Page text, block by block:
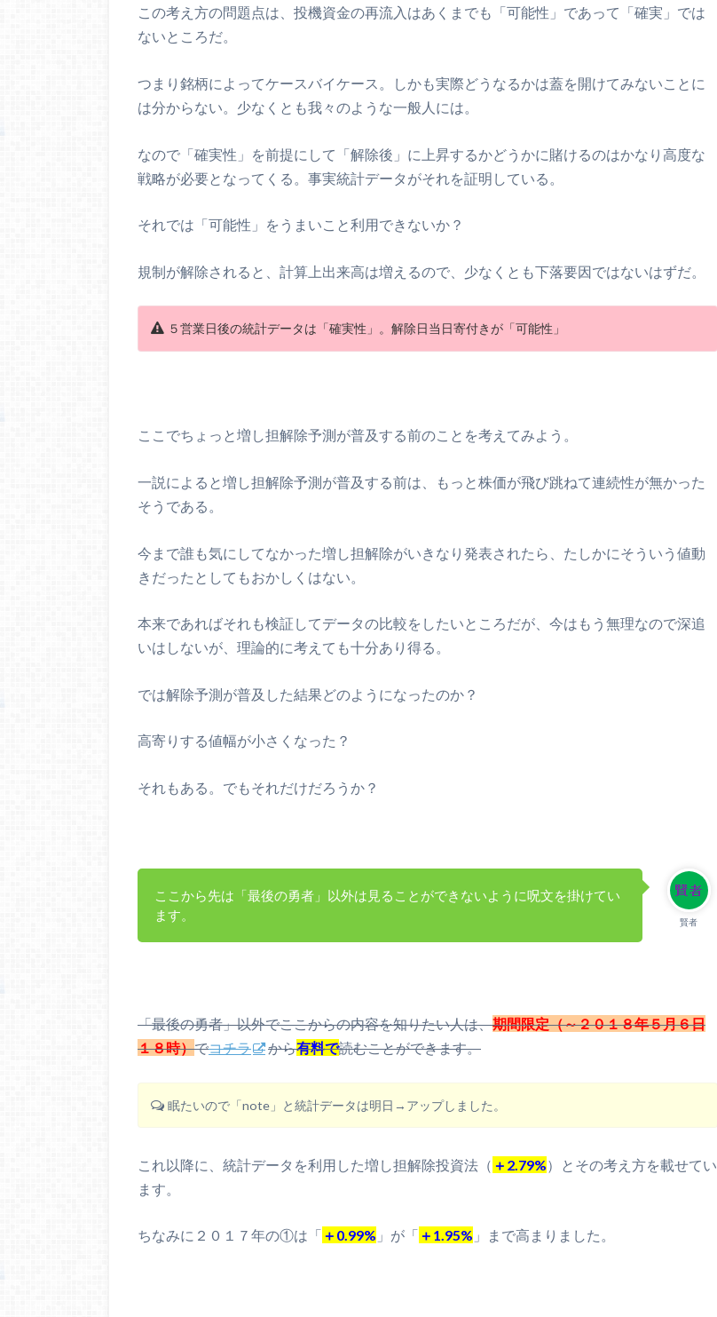
この考え方の問題点は、投機資金の再流入はあくまでも「可能性」であって「確実」では
ないところだ。
つまり銘柄によってケースバイケース。しかも実際どうなるかは蓋を開けてみないことに
は分からない。少なくとも我々のような一般人には。
なので「確実性」を前提にして「解除後」に上昇するかどうかに賭けるのはかなり高度な
戦略が必要となってくる。事実統計データがそれを証明している。
それでは「可能性」をうまいこと利用できないか？
規制が解除されると、計算上出来高は増えるので、少なくとも下落要因ではないはずだ。
５営業日後の統計データは「確実性」。解除日当日寄付きが「可能性」
ここでちょっと増し担解除予測が普及する前のことを考えてみよう。
一説によると増し担解除予測が普及する前は、もっと株価が飛び跳ねて連続性が無かった
そうである。
今まで誰も気にしてなかった増し担解除がいきなり発表されたら、たしかにそういう値動
きだったとしてもおかしくはない。
本来であればそれも検証してデータの比較をしたいところだが、今はもう無理なので深追
いはしないが、理論的に考えても十分あり得る。
では解除予測が普及した結果どのようになったのか？
高寄りする値幅が小さくなった？
それもある。でもそれだけだろうか？
賢者
ここから先は「最後の勇者」以外は見ることができないように呪文を掛けてい
ます。
「最後の勇者」以外でここからの内容を知りたい人は、期間限定（～２０１８年５月６日
１８時）でコチラ から有料で読むことができます。
眠たいので「note」と統計データは明日→アップしました。
これ以降に、統計データを利用した増し担解除投資法（ ＋2.79%）とその考え方を載せてい
ます。
ちなみに２０１７年の①は「 ＋0.99% 」が「 ＋1.95% 」まで高まりました。